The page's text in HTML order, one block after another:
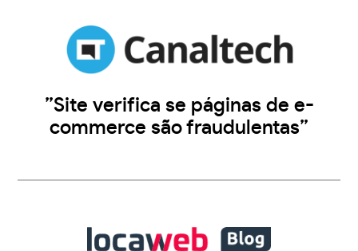
”Site verifica se páginas de e-
commerce são fraudulentas”